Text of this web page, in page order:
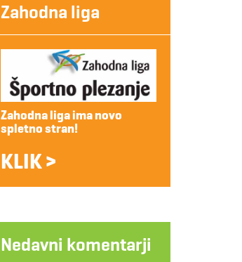
Zahodna liga
Zahodna liga ima novo
spletno stran!
KLIK >
Nedavni komentarji